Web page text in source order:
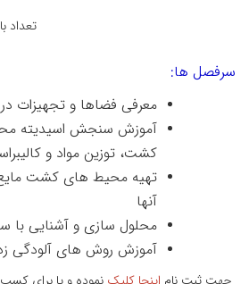
تعداد
سرفصل ها:
معرفی فضاها و تجهیزات
آموزش سنجش اسیدیته
کشت، توزین مواد و
تهیه محیط های کشت
آنها
محلول سازی و آشنایی با
آموزش روش های آلودگی